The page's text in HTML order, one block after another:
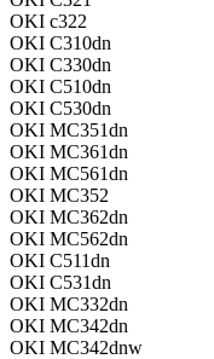
OKI c322
OKI C310dn
OKI C330dn
OKI C510dn
OKI C530dn
OKI MC351dn
OKI MC361dn
OKI MC561dn
OKI MC352
OKI MC362dn
OKI MC562dn
OKI C511dn
OKI C531dn
OKI MC332dn
OKI MC342dn
OKI MC342dnw